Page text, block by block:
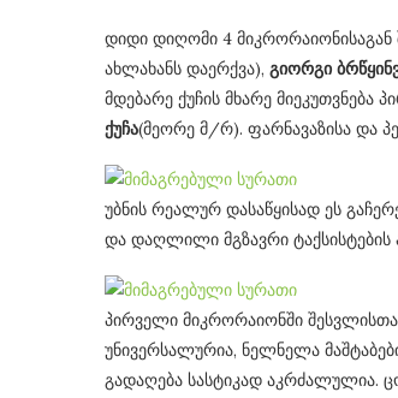
დიდი დიღომი 4 მიკრორაიონისაგან
ახლახანს დაერქვა), გიორგი
მდებარე ქუჩის მხარე
ქუჩა(მეორე მ/რ). ფარნავაზისა და
უბნის რეალურ დასაწყისად ეს
და დაღლილი მგზავრი
პირველი მიკრორაიონში
უნივერსალურია, ნელნელა
გადაღება სასტიკად აკრძალულია.